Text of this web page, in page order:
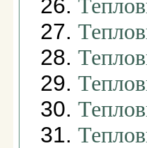
26.
27.
28.
29.
30.
31.